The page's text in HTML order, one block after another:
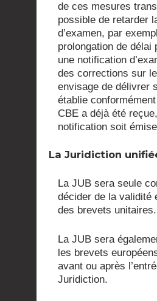
de ces mesures
possible de retarder
d’examen, par
prolongation de délai
une notification
des corrections sur
envisage de délivrer
établie
CBE a déjà été
notification soit
La Juridiction
La JUB sera seule
décider de la validité
des brevets unitaires.
La JUB sera
les brevets
avant ou après
Juridiction.